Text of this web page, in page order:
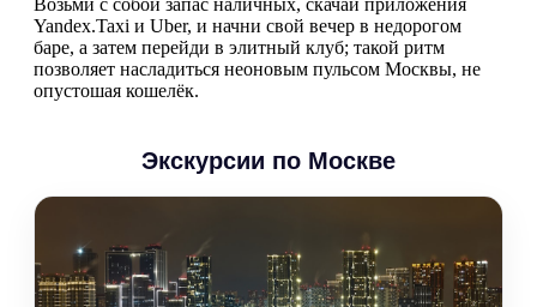
Yandex.Taxi и Uber, и начни свой вечер в недорогом
баре, а затем перейди в элитный клуб; такой ритм
позволяет насладиться неоновым пульсом Москвы, не
опустошая кошелёк.
Экскурсии по Москве